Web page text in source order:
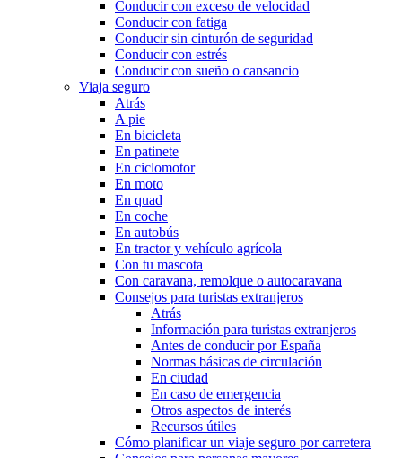
Conducir con exceso de velocidad
Conducir con fatiga
Conducir sin cinturón de seguridad
Conducir con estrés
Conducir con sueño o cansancio
Viaja seguro
Atrás
A pie
En bicicleta
En patinete
En ciclomotor
En moto
En quad
En coche
En autobús
En tractor y vehículo agrícola
Con tu mascota
Con caravana, remolque o autocaravana
Consejos para turistas extranjeros
Atrás
Información para turistas extranjeros
Antes de conducir por España
Normas básicas de circulación
En ciudad
En caso de emergencia
Otros aspectos de interés
Recursos útiles
Cómo planificar un viaje seguro por carretera